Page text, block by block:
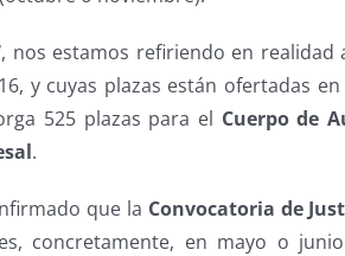
, nos estamos refiriendo en realidad
y cuyas plazas están ofertadas
525 plazas para el Cuerpo de
.
que la Convocatoria de
concretamente, en mayo o